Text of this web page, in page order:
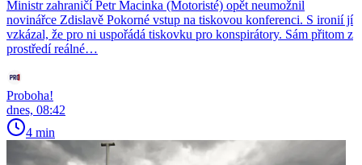
Ministr zahraničí Petr Macinka (Motoristé) opět neumožnil
novinářce Zdislavě Pokorné vstup na tiskovou konferenci. S ironií jí
vzkázal, že pro ni uspořádá tiskovku pro konspirátory. Sám přitom z
prostředí reálné…
Proboha!
dnes, 08:42
4 min